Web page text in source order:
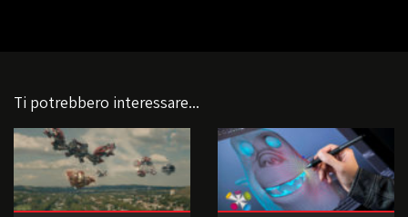
Ti potrebbero interessare...